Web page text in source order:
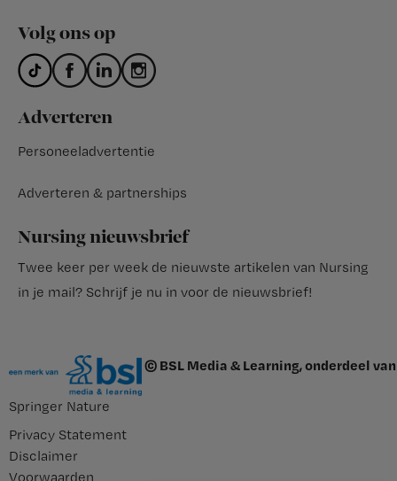
Volg ons op
Adverteren
Personeeladvertentie
Adverteren & partnerships
Nursing nieuwsbrief
Twee keer per week de nieuwste artikelen van Nursing
in je mail? Schrijf je nu in voor de nieuwsbrief!
© BSL Media & Learning, onderdeel van
Springer Nature
Privacy Statement
Disclaimer
Voorwaarden